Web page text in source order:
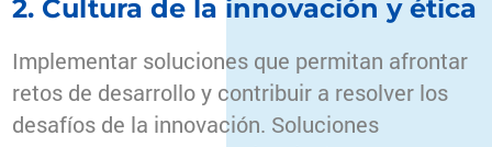
2. Cultura de la innovación y ética
Implementar soluciones que permitan afrontar
retos de desarrollo y contribuir a resolver los
desafíos de la innovación. Soluciones